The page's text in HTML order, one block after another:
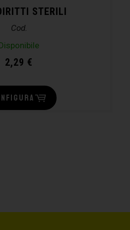
STERILI
Cod.
2,29 €